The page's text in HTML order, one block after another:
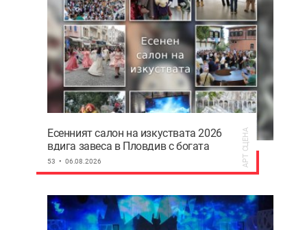
Есенният салон на изкуствата 2026
вдига завеса в Пловдив с богата
културна програма
53 06.08.2026 АРТ СЦЕНА